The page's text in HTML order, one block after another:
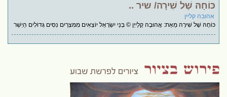
כּוֹחָהּ שֶׁל שִׁירָה/ שיר ..
אהובה קליין
כּוֹחָהּ שֶׁל שִׁירָה מֵאֵת: אֲהוּבָה קְלַייְן © בְּנֵי יִשְׂרָאֵל יוֹצְאִים מִמִּצְרַיִם נִסִּים גְּדוֹלִים הַיְשַׁר